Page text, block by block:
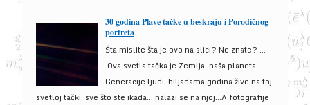
30 godina Plave tačke u beskraju i Porodičnog
portreta
Šta mislite šta je ovo na slici? Ne znate? …
Ova svetla tačka je Zemlja, naša planeta.
Generacije ljudi, hiljadama godina žive na toj
svetloj tački, sve što ste ikada… nalazi se na njoj…A fotografije